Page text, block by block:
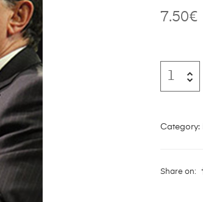
7.50€
Category:
Share on: